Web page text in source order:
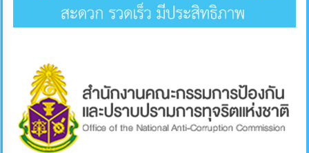
มาตรการ
ภายใน
ป้องกัน
การ
ทุจริต